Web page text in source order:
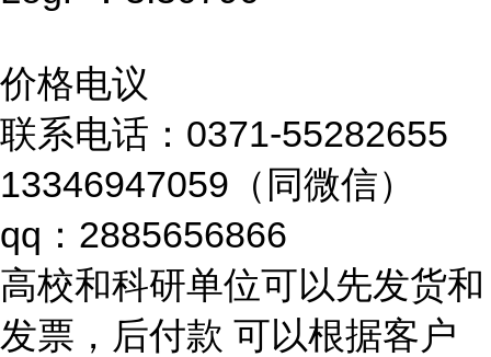
价格电议
联系电话：0371-55282655
13346947059（同微信）
qq：2885656866
高校和科研单位可以先发货和
发票，后付款 可以根据客户